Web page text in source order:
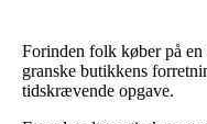
Forinden folk køber på
granske butikkens
tidskrævende opgave.